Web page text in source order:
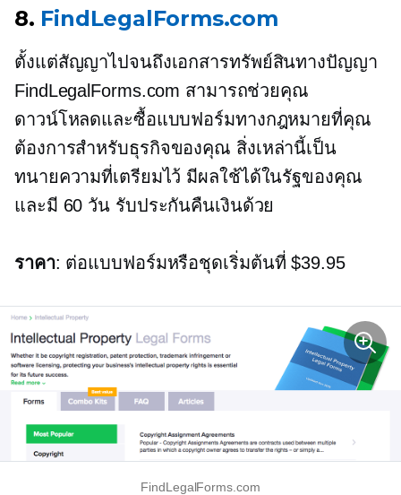
8. FindLegalForms.com
ตั้งแต่สัญญาไปจนถึงเอกสารทรัพย์สินทางปัญญา
FindLegalForms.com สามารถช่วยคุณ
ดาวน์โหลดและซื้อแบบฟอร์มทางกฎหมายที่คุณ
ต้องการสำหรับธุรกิจของคุณ สิ่งเหล่านี้เป็น
ทนายความที่เตรียมไว้ มีผลใช้ได้ในรัฐของคุณ
และมี 60 วัน รับประกันคืนเงินด้วย
ราคา: ต่อแบบฟอร์มหรือชุดเริ่มต้นที่ $39.95
FindLegalForms.com